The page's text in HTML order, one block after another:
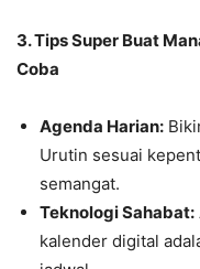
3. Tips Super Buat
Coba
Agenda Harian:
Urutin sesuai
semangat.
Teknologi Sahabat:
kalender digital